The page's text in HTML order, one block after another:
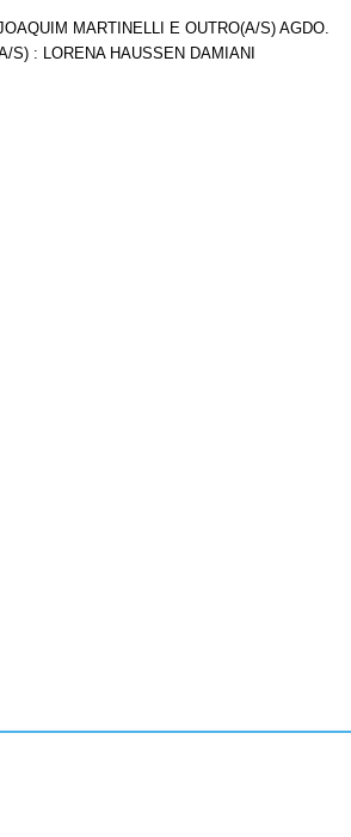
MARTINELLI E OUTRO(A/S) AGDO.
S) : LORENA HAUSSEN DAMIANI